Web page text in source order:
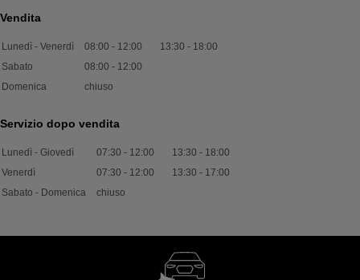
Vendita
Lunedì - Venerdì 08:00 - 12:00 13:30 - 18:00
Sabato
08:00 - 12:00
Domenica
chiuso
Servizio dopo vendita
Lunedì - Giovedì 07:30 - 12:00 13:30 - 18:00
Venerdì
07:30 - 12:00 13:30 - 17:00
Sabato - Domenica
chiuso